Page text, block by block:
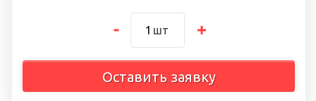
шт
Оставить заявку